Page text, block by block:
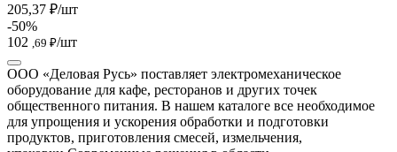
205,37 ₽/шт
-50%
102 ,69 ₽/шт
ООО «Деловая Русь» поставляет электромеханическое
оборудование для кафе, ресторанов и других точек
общественного питания. В нашем каталоге все необходимое
для упрощения и ускорения обработки и подготовки
продуктов, приготовления смесей, измельчения,